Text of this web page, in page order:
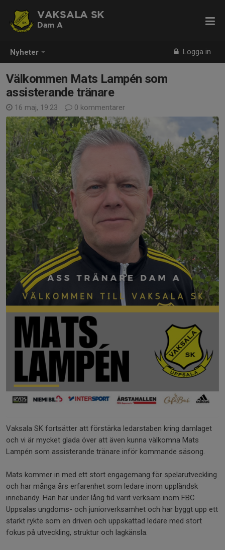
Nyheter Logga in
VAKSALA SK
Dam A
Välkommen Mats Lampén som
assisterande tränare
16 maj, 19:23 0 kommentarer
Vaksala SK fortsätter att förstärka ledarstaben kring damlaget
och vi är mycket glada över att även kunna välkomna Mats
Lampén som assisterande tränare inför kommande säsong.
Mats kommer in med ett stort engagemang för spelarutveckling
och har många års erfarenhet som ledare inom uppländsk
innebandy. Han har under lång tid varit verksam inom FBC
Uppsalas ungdoms- och juniorverksamhet och har byggt upp ett
starkt rykte som en driven och uppskattad ledare med stort
fokus på utveckling, struktur och lagkänsla.